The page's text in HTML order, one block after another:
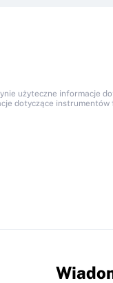
użyteczne informacje
dotyczące instrumentów